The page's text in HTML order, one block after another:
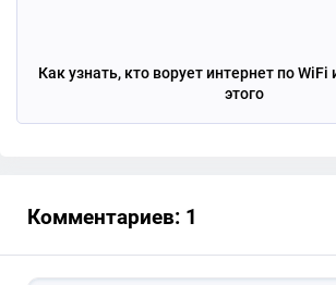
Как узнать, кто ворует интернет по WiFi
этого
Комментариев: 1